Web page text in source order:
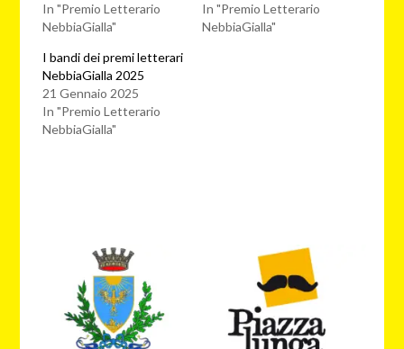
In "Premio Letterario
NebbiaGialla"
In "Premio Letterario
NebbiaGialla"
I bandi dei premi letterari
NebbiaGialla 2025
21 Gennaio 2025
In "Premio Letterario
NebbiaGialla"